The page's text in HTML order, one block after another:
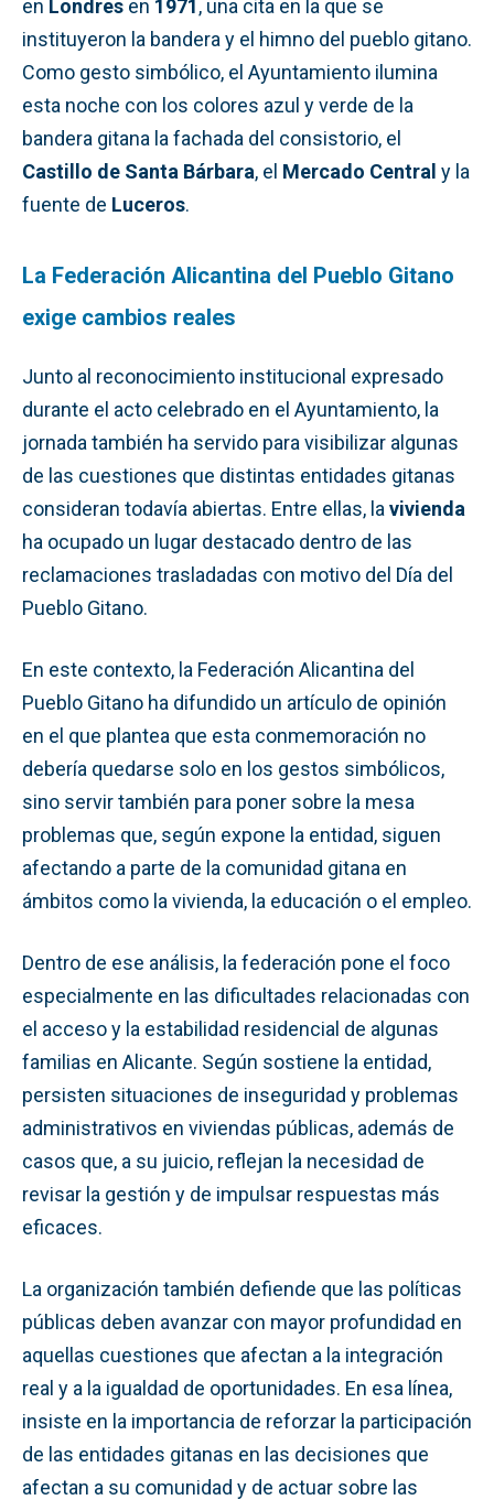
en Londres en 1971 , una cita en la que se
instituyeron la bandera y el himno del pueblo gitano.
Como gesto simbólico, el Ayuntamiento ilumina
esta noche con los colores azul y verde de la
bandera gitana la fachada del consistorio, el
Castillo de Santa Bárbara, el Mercado Central y la
fuente de Luceros.
La Federación Alicantina del Pueblo Gitano
exige cambios reales
Junto al reconocimiento institucional expresado
durante el acto celebrado en el Ayuntamiento, la
jornada también ha servido para visibilizar algunas
de las cuestiones que distintas entidades gitanas
consideran todavía abiertas. Entre ellas, la vivienda
ha ocupado un lugar destacado dentro de las
reclamaciones trasladadas con motivo del Día del
Pueblo Gitano.
En este contexto, la Federación Alicantina del
Pueblo Gitano ha difundido un artículo de opinión
en el que plantea que esta conmemoración no
debería quedarse solo en los gestos simbólicos,
sino servir también para poner sobre la mesa
problemas que, según expone la entidad, siguen
afectando a parte de la comunidad gitana en
ámbitos como la vivienda, la educación o el empleo.
Dentro de ese análisis, la federación pone el foco
especialmente en las dificultades relacionadas con
el acceso y la estabilidad residencial de algunas
familias en Alicante. Según sostiene la entidad,
persisten situaciones de inseguridad y problemas
administrativos en viviendas públicas, además de
casos que, a su juicio, reflejan la necesidad de
revisar la gestión y de impulsar respuestas más
eficaces.
La organización también defiende que las políticas
públicas deben avanzar con mayor profundidad en
aquellas cuestiones que afectan a la integración
real y a la igualdad de oportunidades. En esa línea,
insiste en la importancia de reforzar la participación
de las entidades gitanas en las decisiones que
afectan a su comunidad y de actuar sobre las